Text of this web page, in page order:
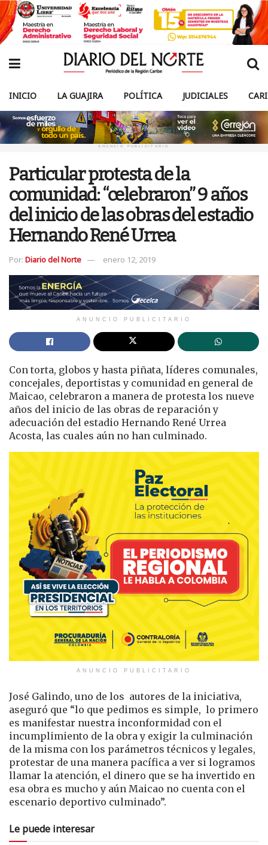
INICIO LA GUAJIRA POLÍTICA JUDICIALES
ANUNCIO PUBLICITARIO
Particular protesta de la
comunidad: “celebraron” 9 años
del inicio de las obras del estadio
Hernando René Urrea
Por: Diario del Norte enero 12, 2019
ANUNCIO PUBLICITARIO
Con torta, globos y hasta piñata, líderes comunales,
concejales, deportistas y comunidad en general de
Maicao, celebraron a manera de protesta los nueve
años del inicio de las obras de reparación y
adecuación del estadio Hernando René Urrea
Acosta, las cuales aún no han culminado.
ANUNCIO PUBLICITARIO
José Galindo, uno de los autores de la iniciativa,
aseguró que “lo que pedimos es simple, lo primero
es manifestar nuestra inconformidad con el
incumplimiento de la obra y exigir la culminación
de la misma con los parámetros técnicos y legales,
protestar de una manera pacífica a ver si logramos
llamar la atención, el dinero que se ha invertido en
esa obra es mucho y aún Maicao no cuenta con el
escenario deportivo culminado”.
Le puede interesar